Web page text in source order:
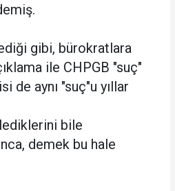
gibi, bürokratlara
ile CHPGB "suç"
de aynı "suç"u yıllar
bile
demek bu hale